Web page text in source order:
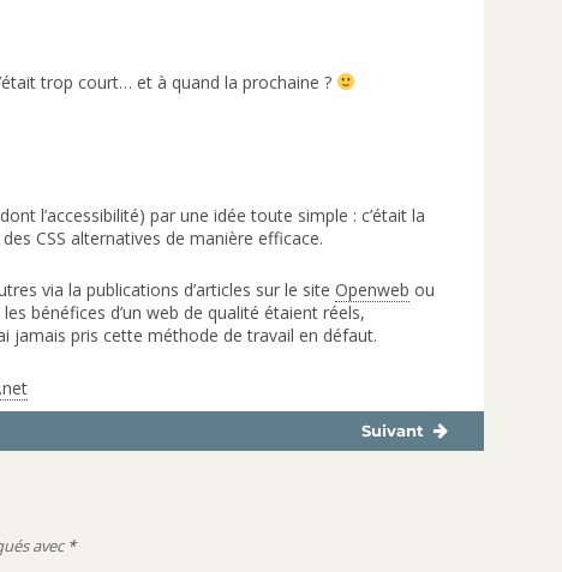
trop court… et à quand la prochaine ?
l’accessibilité) par une idée toute simple : c’était la
CSS alternatives de manière efficace.
via la publications d’articles sur le siteOpenweb ou
bénéfices d’un web de qualité étaient réels,
jamais pris cette méthode de travail en défaut.
Suivant
avec*